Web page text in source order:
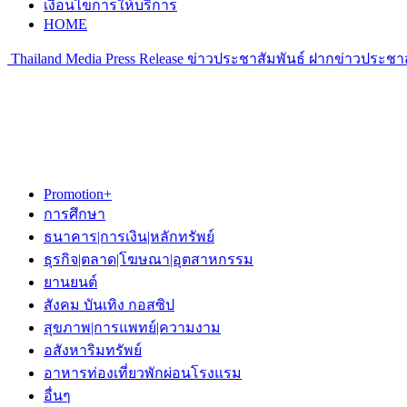
เงื่อนไขการให้บริการ
HOME
Thailand Media Press Release ข่าวประชาสัมพันธ์ ฝากข่าวประ
Promotion+
การศึกษา
ธนาคาร|การเงิน|หลักทรัพย์
ธุรกิจ|ตลาด|โฆษณา|อุตสาหกรรม
ยานยนต์
สังคม บันเทิง กอสซิป
สุขภาพ|การแพทย์|ความงาม
อสังหาริมทรัพย์
อาหารท่องเที่ยวพักผ่อนโรงแรม
อื่นๆ